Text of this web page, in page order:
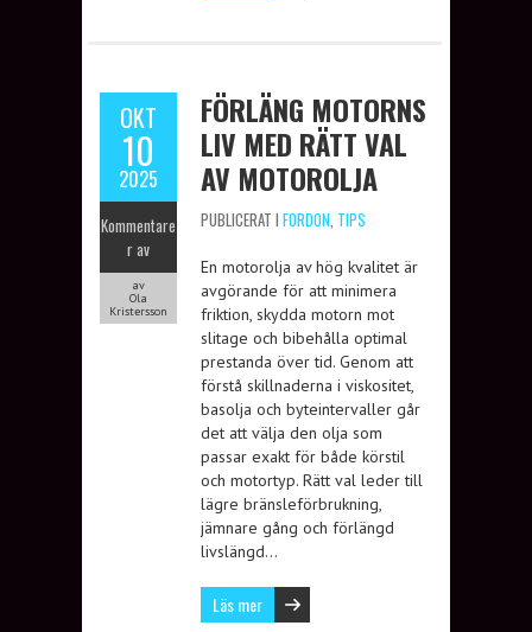
OKT
10
2025
Kommentare
r av
av
Ola
Kristersson
FÖRLÄNG MOTORNS
LIV MED RÄTT VAL
AV MOTOROLJA
PUBLICERAT I FORDON TIPS
En motorolja av hög kvalitet är
avgörande för att minimera
friktion, skydda motorn mot
slitage och bibehålla optimal
prestanda över tid. Genom att
förstå skillnaderna i viskositet,
basolja och byteintervaller går
det att välja den olja som
passar exakt för både körstil
och motortyp. Rätt val leder till
lägre bränsleförbrukning,
jämnare gång och förlängd
livslängd…
Läs mer